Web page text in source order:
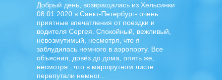
Мультимедиа
Кожаные сидения
Добрый день, возвращалась из Хельсинки
08.01.2020 в Санкт-Петербург- очень
приятные впечатления от поездки и
водителя Сергея. Спокойный, вежливый,
невозмутимый, несмотря, что я
заблудилась немного в аэропорту. Все
объяснил, довёз до дома, опять же,
несмотря , что в маршрутном листе
перепутали немног...